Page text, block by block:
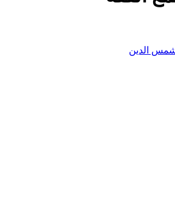
شمس الدين